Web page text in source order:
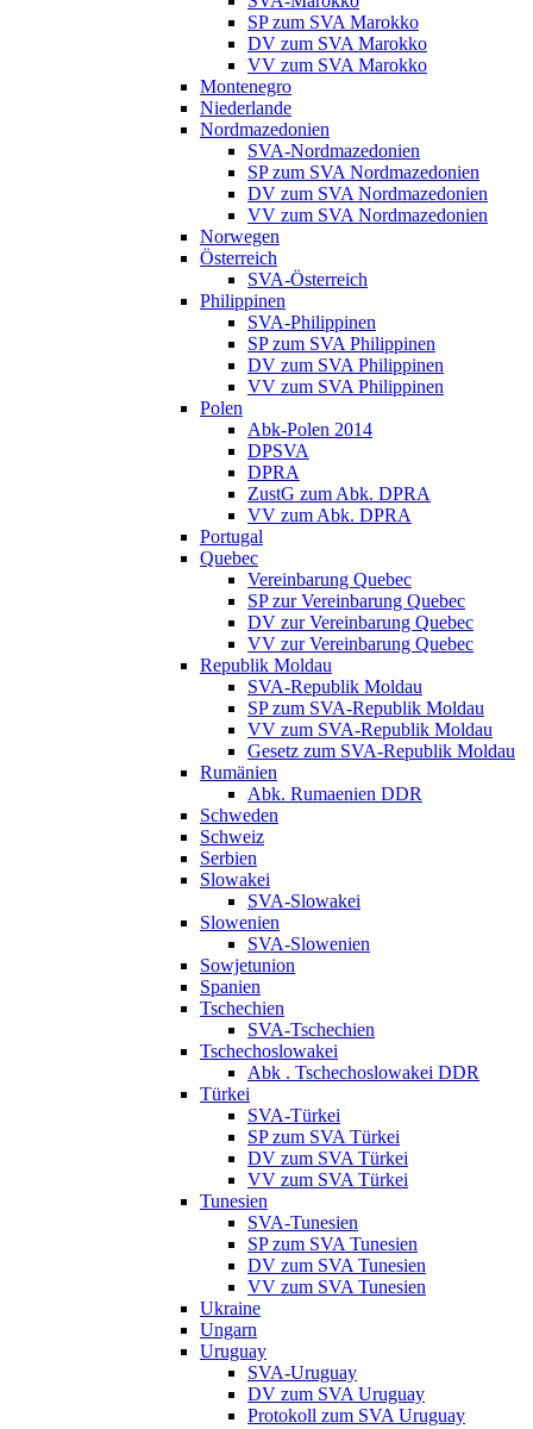
SP zum SVA Marokko
DV zum SVA Marokko
VV zum SVA Marokko
Montenegro
Niederlande
Nordmazedonien
SVA-Nordmazedonien
SP zum SVA Nordmazedonien
DV zum SVA Nordmazedonien
VV zum SVA Nordmazedonien
Norwegen
Österreich
SVA-Österreich
Philippinen
SVA-Philippinen
SP zum SVA Philippinen
DV zum SVA Philippinen
VV zum SVA Philippinen
Polen
Abk-Polen 2014
DPSVA
DPRA
ZustG zum Abk. DPRA
VV zum Abk. DPRA
Portugal
Quebec
Vereinbarung Quebec
SP zur Vereinbarung Quebec
DV zur Vereinbarung Quebec
VV zur Vereinbarung Quebec
Republik Moldau
SVA-Republik Moldau
SP zum SVA-Republik Moldau
VV zum SVA-Republik Moldau
Gesetz zum SVA-Republik Moldau
Rumänien
Abk. Rumaenien DDR
Schweden
Schweiz
Serbien
Slowakei
SVA-Slowakei
Slowenien
SVA-Slowenien
Sowjetunion
Spanien
Tschechien
SVA-Tschechien
Tschechoslowakei
Abk . Tschechoslowakei DDR
Türkei
SVA-Türkei
SP zum SVA Türkei
DV zum SVA Türkei
VV zum SVA Türkei
Tunesien
SVA-Tunesien
SP zum SVA Tunesien
DV zum SVA Tunesien
VV zum SVA Tunesien
Ukraine
Ungarn
Uruguay
SVA-Uruguay
DV zum SVA Uruguay
Protokoll zum SVA Uruguay